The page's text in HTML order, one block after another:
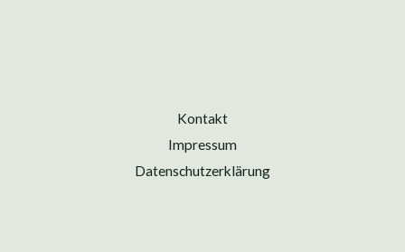
Kontakt
Impressum
Datenschutzerklärung